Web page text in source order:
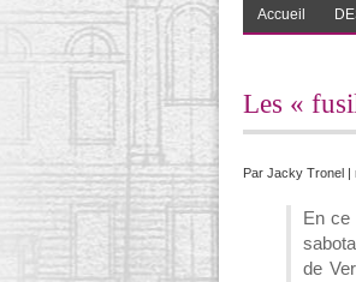
Accueil
Les «
Par Jacky Tronel |
En ce
de